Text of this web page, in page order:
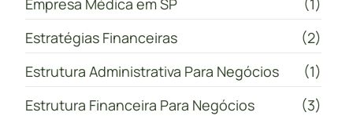
Empresa Médica em SP
(1)
Estratégias Financeiras
(2)
Estrutura Administrativa Para Negócios
(1)
Estrutura Financeira Para Negócios
(3)